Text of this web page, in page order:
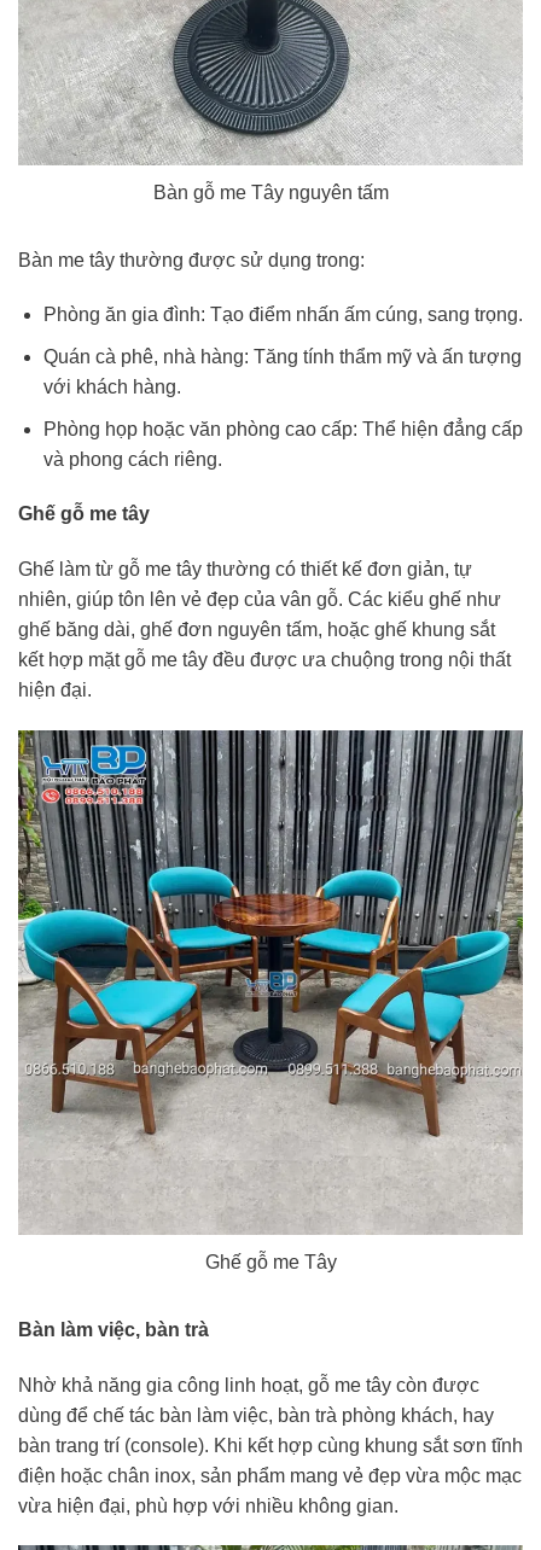
Bàn gỗ me Tây nguyên tấm
Bàn me tây thường được sử dụng trong:
Phòng ăn gia đình: Tạo điểm nhấn ấm cúng, sang trọng.
Quán cà phê, nhà hàng: Tăng tính thẩm mỹ và ấn tượng
với khách hàng.
Phòng họp hoặc văn phòng cao cấp: Thể hiện đẳng cấp
và phong cách riêng.
Ghế gỗ me tây
Ghế làm từ gỗ me tây thường có thiết kế đơn giản, tự
nhiên, giúp tôn lên vẻ đẹp của vân gỗ. Các kiểu ghế như
ghế băng dài, ghế đơn nguyên tấm, hoặc ghế khung sắt
kết hợp mặt gỗ me tây đều được ưa chuộng trong nội thất
hiện đại.
Ghế gỗ me Tây
Bàn làm việc, bàn trà
Nhờ khả năng gia công linh hoạt, gỗ me tây còn được
dùng để chế tác bàn làm việc, bàn trà phòng khách, hay
bàn trang trí (console). Khi kết hợp cùng khung sắt sơn tĩnh
điện hoặc chân inox, sản phẩm mang vẻ đẹp vừa mộc mạc
vừa hiện đại, phù hợp với nhiều không gian.